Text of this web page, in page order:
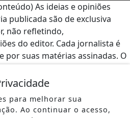
para melhorar sua
Ao continuar o acesso,
As ideias e opiniões
publicada são de exclusiva
não refletindo,
do editor. Cada jornalista é
por suas matérias assinadas. O
pelas matérias assinadas